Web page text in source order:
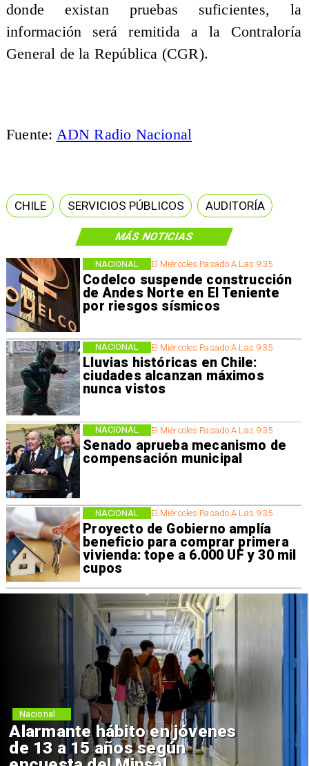
MÁS NOTICIAS
El Miércoles Pasado A Las 9:35
Codelco suspende construcción
de Andes Norte en El Teniente
por riesgos sísmicos
NACIONAL
El Miércoles Pasado A Las 9:35
Lluvias históricas en Chile:
ciudades alcanzan máximos
nunca vistos
NACIONAL
El Miércoles Pasado A Las 9:35
Senado aprueba mecanismo de
compensación municipal
NACIONAL
El Miércoles Pasado A Las 9:35
Proyecto de Gobierno amplía
beneficio para comprar primera
vivienda: tope a 6.000 UF y 30 mil
cupos
NACIONAL
donde existan pruebas suficientes, la
información será remitida a la Contraloría
General de la República (CGR).
Fuente: ADN Radio Nacional
CHILE SERVICIOS PÚBLICOS AUDITORÍA
Alarmante hábito en jóvenes
de 13 a 15 años según
Nacional